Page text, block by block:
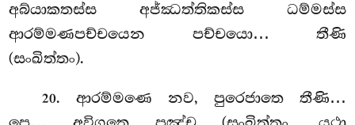
අබ්යාකතස්ස අජ්ඣත්තිකස්ස ධම්මස්ස
ආරම්මණපච්චයෙන පච්චයො… තීණි
(සංඛිත්තං).
20. ආරම්මණෙ නව, පුරෙජාතෙ තීණි…